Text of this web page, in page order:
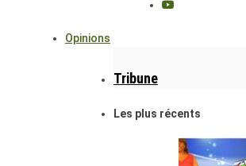
Opinions
Tribune
Les plus récents